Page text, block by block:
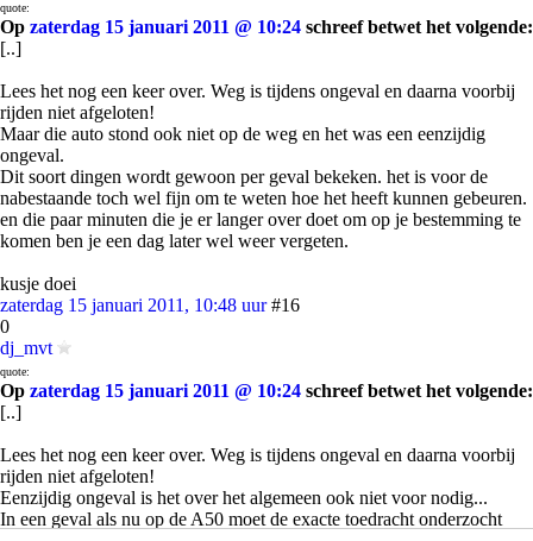
quote:
Op zaterdag 15 januari 2011 @ 10:24 schreef betwet het volgende:
[..]
Lees het nog een keer over. Weg is tijdens ongeval en daarna voorbij
rijden niet afgeloten!
Maar die auto stond ook niet op de weg en het was een eenzijdig
ongeval.
Dit soort dingen wordt gewoon per geval bekeken. het is voor de
nabestaande toch wel fijn om te weten hoe het heeft kunnen gebeuren.
en die paar minuten die je er langer over doet om op je bestemming te
komen ben je een dag later wel weer vergeten.
kusje doei
zaterdag 15 januari 2011, 10:48 uur #16
0
dj_mvt
quote:
Op zaterdag 15 januari 2011 @ 10:24 schreef betwet het volgende:
[..]
Lees het nog een keer over. Weg is tijdens ongeval en daarna voorbij
rijden niet afgeloten!
Eenzijdig ongeval is het over het algemeen ook niet voor nodig...
In een geval als nu op de A50 moet de exacte toedracht onderzocht